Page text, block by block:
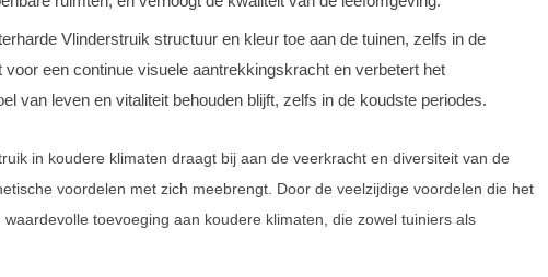
Vlinderstruik structuur en kleur toe aan de tuinen, zelfs in de
een continue visuele aantrekkingskracht en verbetert het
van leven en vitaliteit behouden blijft, zelfs in de koudste periodes.
in koudere klimaten draagt bij aan de veerkracht en diversiteit van de
voordelen met zich meebrengt. Door de veelzijdige voordelen die het
toevoeging aan koudere klimaten, die zowel tuiniers als